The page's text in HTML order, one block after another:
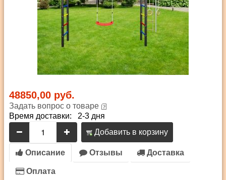
48850,00 руб.
Задать вопрос о товаре
Время доставки: 2-3 дня
Добавить в корзину
Описание Отзывы Доставка
Оплата